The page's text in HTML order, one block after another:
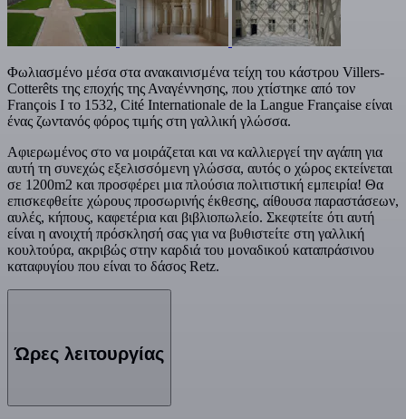
Φωλιασμένο μέσα στα ανακαινισμένα τείχη του κάστρου Villers-
Cotterêts της εποχής της Αναγέννησης, που χτίστηκε από τον
François I το 1532, Cité Internationale de la Langue Française είναι
ένας ζωντανός φόρος τιμής στη γαλλική γλώσσα.
Αφιερωμένος στο να μοιράζεται και να καλλιεργεί την αγάπη για
αυτή τη συνεχώς εξελισσόμενη γλώσσα, αυτός ο χώρος εκτείνεται
σε 1200m2 και προσφέρει μια πλούσια πολιτιστική εμπειρία! Θα
επισκεφθείτε χώρους προσωρινής έκθεσης, αίθουσα παραστάσεων,
αυλές, κήπους, καφετέρια και βιβλιοπωλείο. Σκεφτείτε ότι αυτή
είναι η ανοιχτή πρόσκλησή σας για να βυθιστείτε στη γαλλική
κουλτούρα, ακριβώς στην καρδιά του μοναδικού καταπράσινου
καταφυγίου που είναι το δάσος Retz.
Ώρες λειτουργίας